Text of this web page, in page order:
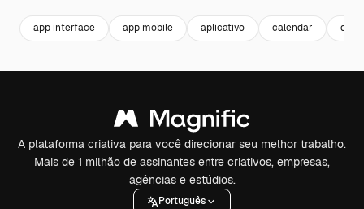
app interface app mobile aplicativo calendar data
A plataforma criativa para você direcionar seu melhor trabalho.
Mais de 1 milhão de assinantes entre criativos, empresas,
agências e estúdios.
Português